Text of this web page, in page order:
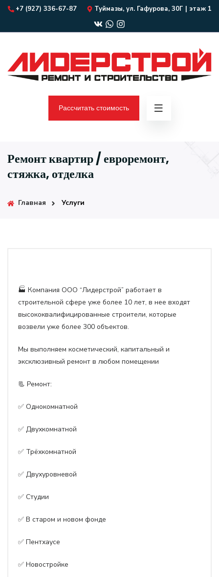
+7 (927) 336-67-87 Туймазы, ул. Гафурова, 30Г | этаж 1
Рассчитать стоимость
Ремонт квартир / евроремонт,
стяжка, отделка
Главная Услуги
🏭 Компания ООО “Лидерстрой” работает в
строительной сфере уже более 10 лет, в нее входят
высококвалифицированные строители, которые
возвели уже более 300 объектов.
Мы выполняем косметический, капитальный и
эксклюзивный ремонт в любом помещении
📃 Ремонт:
✅ Однокомнатной
✅ Двухкомнатной
✅ Трёхкомнатной
✅ Двухуровневой
✅ Студии
✅ В старом и новом фонде
✅ Пентхаусе
✅ Новостройке